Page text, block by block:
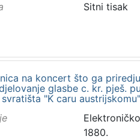
Sitni tisak
na koncert što ga
glasbe c. kr. pješ.
"K caru
1880.